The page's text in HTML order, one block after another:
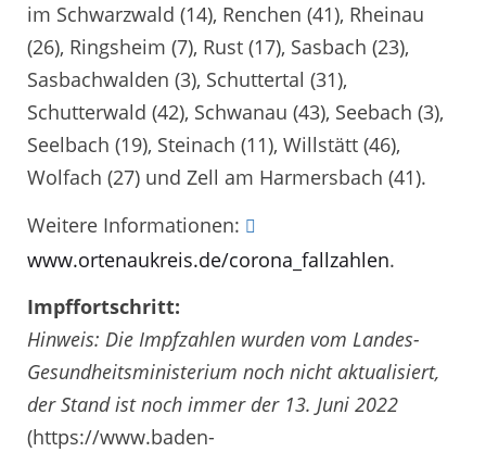
im Schwarzwald (14), Renchen (41), Rheinau
(26), Ringsheim (7), Rust (17), Sasbach (23),
Sasbachwalden (3), Schuttertal (31),
Schutterwald (42), Schwanau (43), Seebach (3),
Seelbach (19), Steinach (11), Willstätt (46),
Wolfach (27) und Zell am Harmersbach (41).
Weitere Informationen:
www.ortenaukreis.de/corona_fallzahlen.
Impffortschritt:
Hinweis: Die Impfzahlen wurden vom Landes-
Gesundheitsministerium noch nicht aktualisiert,
der Stand ist noch immer der 13. Juni 2022
(https://www.baden-